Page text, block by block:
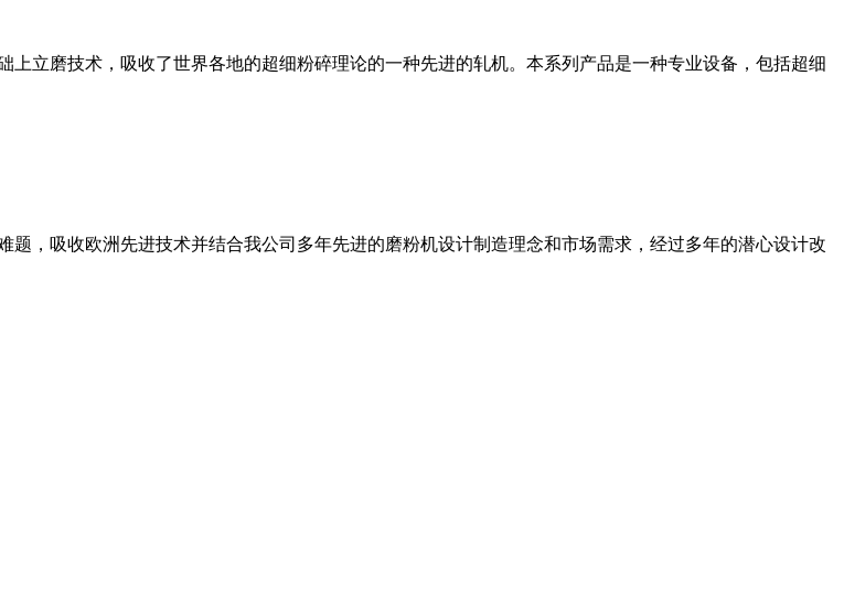
立磨技术，吸收了世界各地的超细粉碎理论的一种先进的轧机。本系列产品是一种专业设备，包括超细
，吸收欧洲先进技术并结合我公司多年先进的磨粉机设计制造理念和市场需求，经过多年的潜心设计改